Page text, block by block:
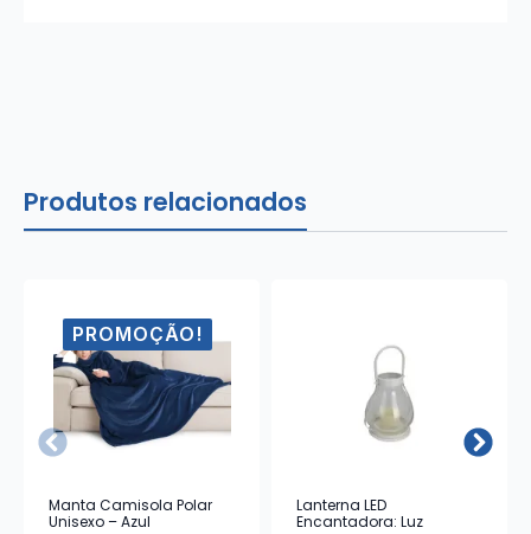
Produtos relacionados
PROMOÇÃO!
Manta Camisola Polar
Unisexo – Azul
Lanterna LED
Encantadora: Luz